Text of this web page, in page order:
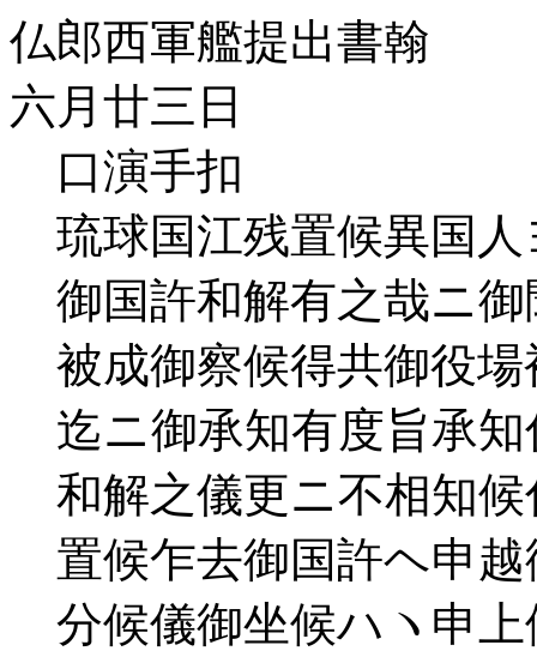
仏郎西軍艦提出書翰
六月廿三日
口演手扣
琉球国江残置候異国人
御国許和解有之哉ニ御
被成御察候得共御役場
迄ニ御承知有度旨承知
和解之儀更ニ不相知候
置候乍去御国許ヘ申越
分候儀御坐候ハヽ申上